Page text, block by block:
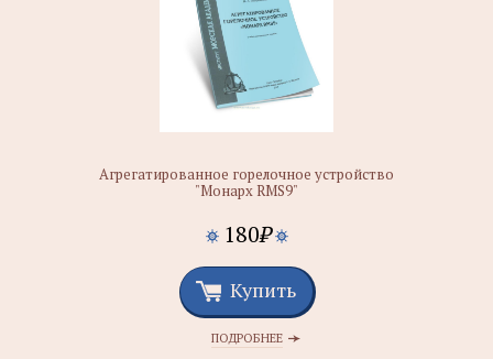
Агрегатированное горелочное устройство
"Монарх RMS9"
180₽
Купить
ПОДРОБНЕЕ